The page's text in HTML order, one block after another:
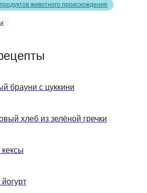
животного происхождения
брауни с цуккини
хлеб из зелёной гречки